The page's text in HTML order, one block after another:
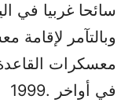
وبالتآمر لإقامة
معسكرات
في أواخر .1999